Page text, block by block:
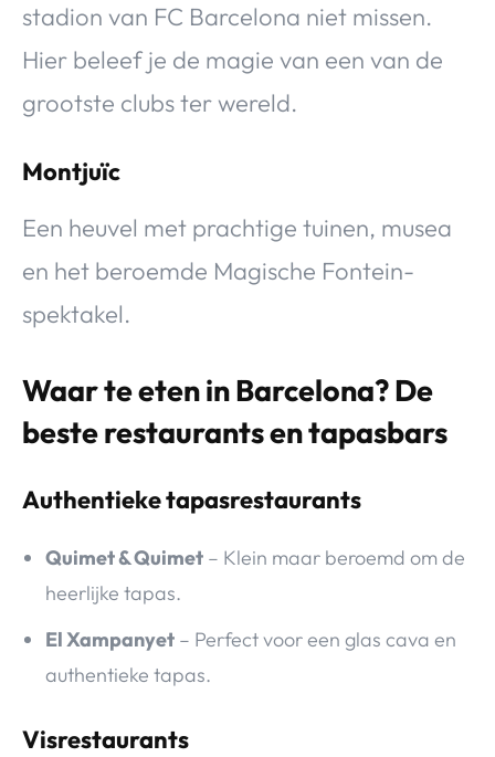
stadion van FC Barcelona niet missen.
Hier beleef je de magie van een van de
grootste clubs ter wereld.
Montjuïc
Een heuvel met prachtige tuinen, musea
en het beroemde Magische Fontein-
spektakel.
Waar te eten in Barcelona? De
beste restaurants en tapasbars
Authentieke tapasrestaurants
Quimet & Quimet – Klein maar beroemd om de
heerlijke tapas.
El Xampanyet – Perfect voor een glas cava en
authentieke tapas.
Visrestaurants